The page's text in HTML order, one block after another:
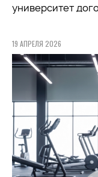
университет
19 АПРЕЛЯ 2026